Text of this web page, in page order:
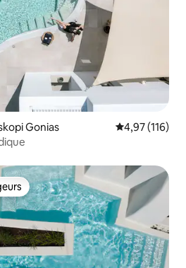
Gonias Évaluation
4,97 (116)
les plus appréciés